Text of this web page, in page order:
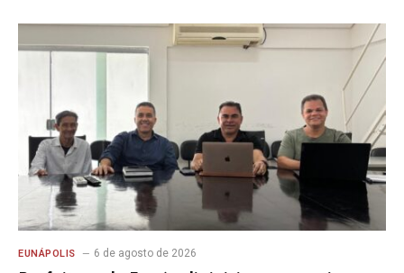
EUNÁPOLIS 6 de agosto de 2026